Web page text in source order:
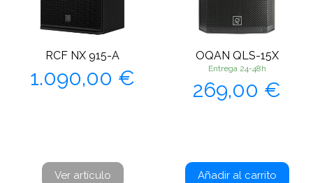
RCF NX 915-A
Precio
1.090,00 €
Ver artículo
OQAN QLS-15X
Entrega 24-48h
Precio
269,00 €
Añadir al carrito